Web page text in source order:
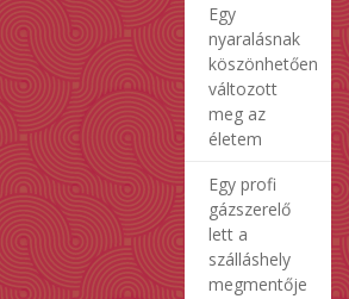
Egy
nyaralásnak
köszönhetően
változott
meg az
életem
Egy profi
gázszerelő
lett a
szálláshely
megmentője